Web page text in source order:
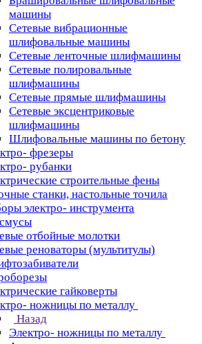
машины
Сетевые вибрационные
шлифовальные машины
Сетевые ленточные шлифмашины
Сетевые полировальные
шлифмашины
Сетевые прямые шлифмашины
Сетевые эксцентриковые
шлифмашины
Шлифовальные машины по бетону
фрезеры
рубанки
строительные фены
станки, настольные точила
электро- инструмента
отбойные молотки
реноваторы (мультитулы)
гайковерты
ножницы по металлу
Назад
Электро- ножницы по металлу